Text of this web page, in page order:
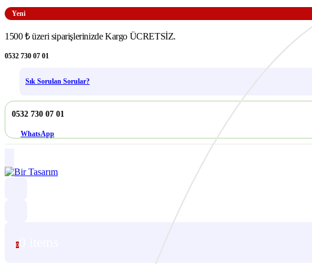
Yeni
1500 ₺ üzeri siparişlerinizde Kargo ÜCRETSİZ.
0532 730 07 01
Sık Sorulan Sorular?
0532 730 07 01
WhatsApp
0